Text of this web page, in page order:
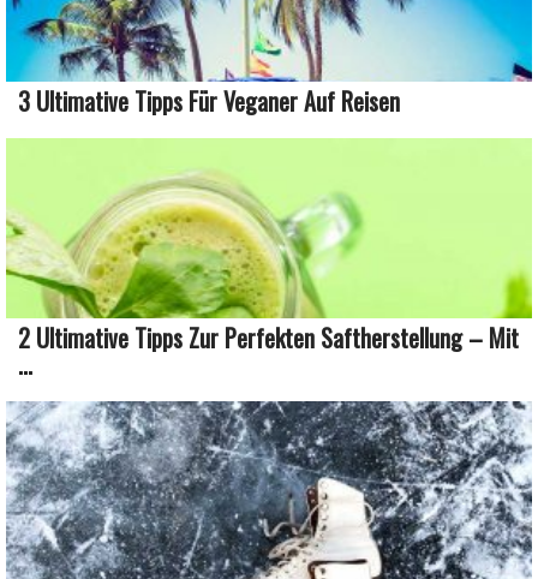
3 Ultimative Tipps Für Veganer Auf Reisen
2 Ultimative Tipps Zur Perfekten Saftherstellung – Mit
...